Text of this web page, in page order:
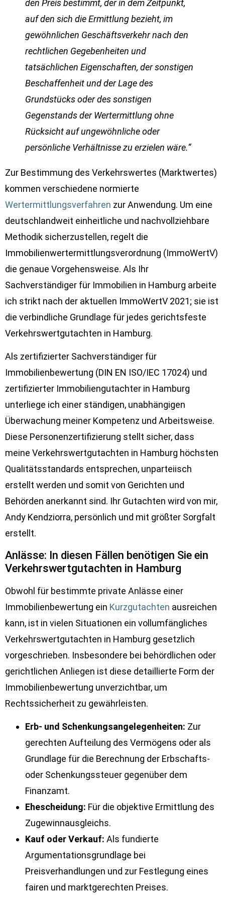
den Preis bestimmt, der in dem Zeitpunkt,
auf den sich die Ermittlung bezieht, im
gewöhnlichen Geschäftsverkehr nach den
rechtlichen Gegebenheiten und
tatsächlichen Eigenschaften, der sonstigen
Beschaffenheit und der Lage des
Grundstücks oder des sonstigen
Gegenstands der Wertermittlung ohne
Rücksicht auf ungewöhnliche oder
persönliche Verhältnisse zu erzielen wäre.“
Zur Bestimmung des Verkehrswertes (Marktwertes)
kommen verschiedene normierte
Wertermittlungsverfahren zur Anwendung. Um eine
deutschlandweit einheitliche und nachvollziehbare
Methodik sicherzustellen, regelt die
Immobilienwertermittlungsverordnung (ImmoWertV)
die genaue Vorgehensweise. Als Ihr
Sachverständiger für Immobilien in Hamburg arbeite
ich strikt nach der aktuellen ImmoWertV 2021; sie ist
die verbindliche Grundlage für jedes gerichtsfeste
Verkehrswertgutachten in Hamburg.
Als zertifizierter Sachverständiger für
Immobilienbewertung (DIN EN ISO/IEC 17024) und
zertifizierter Immobiliengutachter in Hamburg
unterliege ich einer ständigen, unabhängigen
Überwachung meiner Kompetenz und Arbeitsweise.
Diese Personenzertifizierung stellt sicher, dass
meine Verkehrswertgutachten in Hamburg höchsten
Qualitätsstandards entsprechen, unparteiisch
erstellt werden und somit von Gerichten und
Behörden anerkannt sind. Ihr Gutachten wird von mir,
Andy Kendziorra, persönlich und mit größter Sorgfalt
erstellt.
Anlässe: In diesen Fällen benötigen Sie ein
Verkehrswertgutachten in Hamburg
Obwohl für bestimmte private Anlässe einer
Immobilienbewertung ein Kurzgutachten ausreichen
kann, ist in vielen Situationen ein vollumfängliches
Verkehrswertgutachten in Hamburg gesetzlich
vorgeschrieben. Insbesondere bei behördlichen oder
gerichtlichen Anliegen ist diese detaillierte Form der
Immobilienbewertung unverzichtbar, um
Rechtssicherheit zu gewährleisten.
Erb- und Schenkungsangelegenheiten: Zur
gerechten Aufteilung des Vermögens oder als
Grundlage für die Berechnung der Erbschafts-
oder Schenkungssteuer gegenüber dem
Finanzamt.
Ehescheidung: Für die objektive Ermittlung des
Zugewinnausgleichs.
Kauf oder Verkauf: Als fundierte
Argumentationsgrundlage bei
Preisverhandlungen und zur Festlegung eines
fairen und marktgerechten Preises.